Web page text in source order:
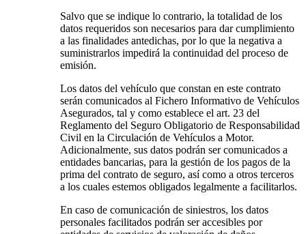
Salvo que se indique lo contrario, la totalidad de los
datos requeridos son necesarios para dar cumplimiento
a las finalidades antedichas, por lo que la negativa a
suministrarlos impedirá la continuidad del proceso de
emisión.
Los datos del vehículo que constan en este contrato
serán comunicados al Fichero Informativo de Vehículos
Asegurados, tal y como establece el art. 23 del
Reglamento del Seguro Obligatorio de Responsabilidad
Civil en la Circulación de Vehículos a Motor.
Adicionalmente, sus datos podrán ser comunicados a
entidades bancarias, para la gestión de los pagos de la
prima del contrato de seguro, así como a otros terceros
a los cuales estemos obligados legalmente a facilitarlos.
En caso de comunicación de siniestros, los datos
personales facilitados podrán ser accesibles por